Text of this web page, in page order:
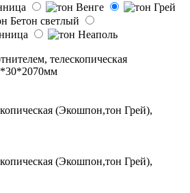
телескопическая
(Экошпон,тон Грей),
(Экошпон,тон Грей),